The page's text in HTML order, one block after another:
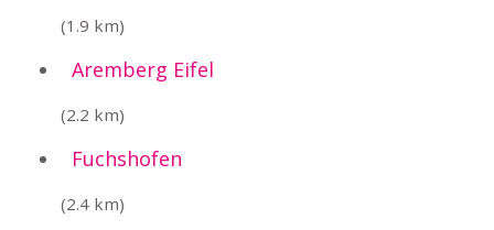
(1.9 km)
Aremberg Eifel
(2.2 km)
Fuchshofen
(2.4 km)